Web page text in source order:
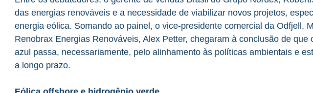
das energias renováveis e a necessidade de viabilizar novos projetos,
energia eólica. Somando ao painel, o vice-presidente comercial da Odfjell,
Renobrax Energias Renováveis, Alex Petter, chegaram à conclusão de que
azul passa, necessariamente, pelo alinhamento às políticas ambientais e
a longo prazo.